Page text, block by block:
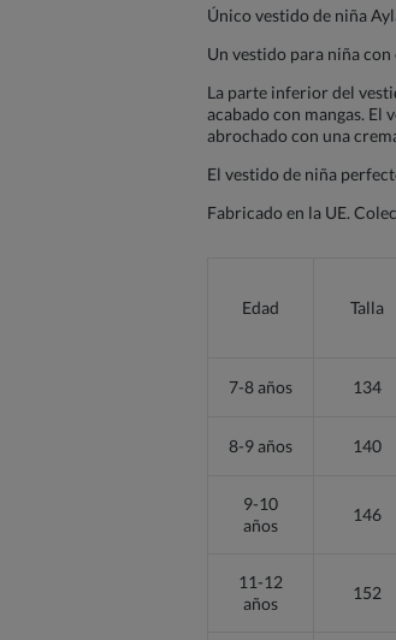
Único vestido de niña
Un vestido para niña
La parte inferior del
acabado con mangas. El
abrochado con una
El vestido de niña
Fabricado en la UE.
Edad Talla
7-8 años 134
8-9 años 140
9-10
años
146
11-12
años
152